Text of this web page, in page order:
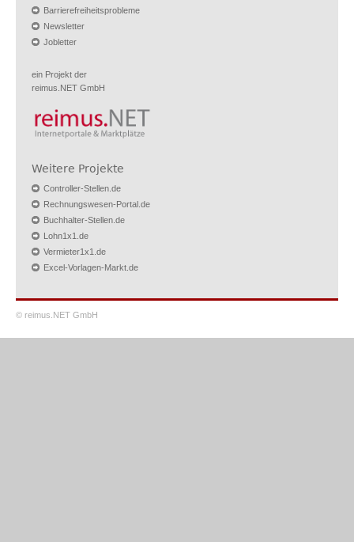
Barrierefreiheitsprobleme
Newsletter
Jobletter
ein Projekt der
reimus.NET GmbH
Weitere Projekte
Controller-Stellen.de
Rechnungswesen-Portal.de
Buchhalter-Stellen.de
Lohn1x1.de
Vermieter1x1.de
Excel-Vorlagen-Markt.de
© reimus.NET GmbH